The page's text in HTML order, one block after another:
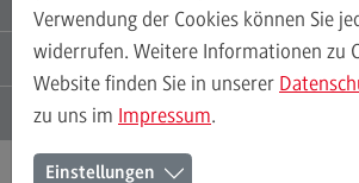
Angebot
Executive Programme Intersectoral
AKTUELLES UND
ANSPRECHPERSONEN
Verwendung der Cookies können Sie
widerrufen. Weitere Informationen zu
Website finden Sie in unserer
zu uns im Impressum.
Einstellungen